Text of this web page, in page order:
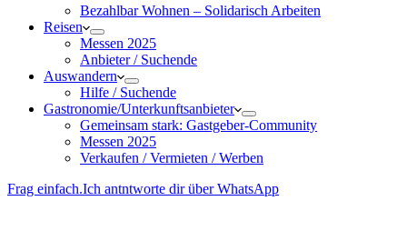
Bezahlbar Wohnen – Solida­risch Arbeiten
Reisen
Messen 2025
Anbieter / Suchende
Auswandern
Hilfe / Suchende
Gastronomie/Unterkunftsanbieter
Gemeinsam stark: Gastgeber-Community
Messen 2025
Verkaufen / Vermieten / Werben
Frag einfach.Ich antntworte dir über WhatsApp